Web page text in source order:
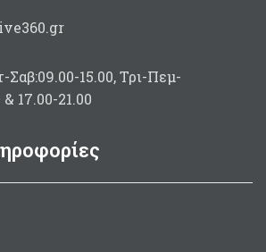
Σαβ:09.00-15.00, Τρι-Πεμ-
17.00-21.00